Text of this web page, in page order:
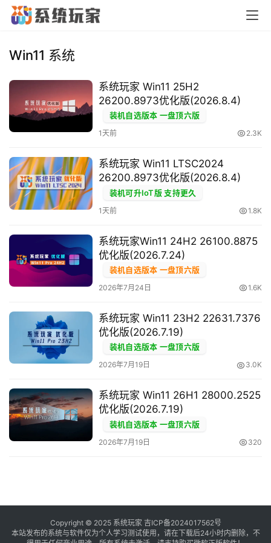
首
页
橙
囊
纯
系
电
装
机
具
学
Win11 系统
系统玩家 Win11 25H2
26200.8973优化版(2026.8.4)
装机自选版本 一盘顶六版
1天前 2.3K
系统玩家 Win11 LTSC2024
26200.8973优化版(2026.8.4)
装机可升IoT版 支持更久
1天前 1.8K
系统玩家Win11 24H2 26100.8875
优化版(2026.7.24)
装机自选版本 一盘顶六版
2026年7月24日 1.6K
系统玩家 Win11 23H2 22631.7376
优化版(2026.7.19)
装机自选版本 一盘顶六版
2026年7月19日 3.0K
系统玩家 Win11 26H1 28000.2525
优化版(2026.7.19)
装机自选版本 一盘顶六版
2026年7月19日 320
Copyright © 2025 系统玩家 吉ICP备2024017562号
本站发布的系统与软件仅为个人学习测试使用，请在下载后24小时内删除，不